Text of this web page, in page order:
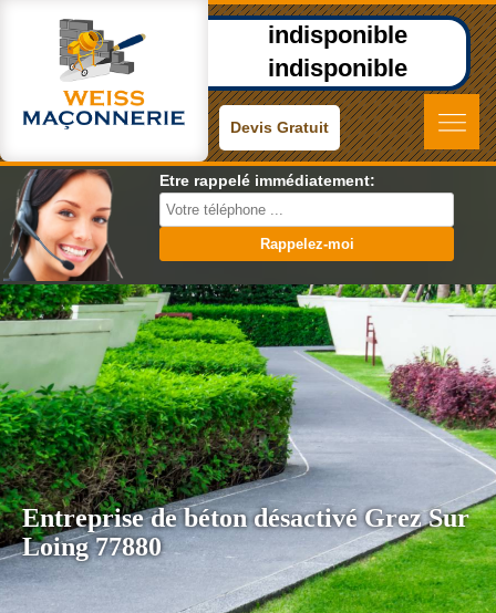
indisponible
indisponible
Devis Gratuit
Etre rappelé immédiatement:
Entreprise de béton désactivé Grez Sur
Loing 77880